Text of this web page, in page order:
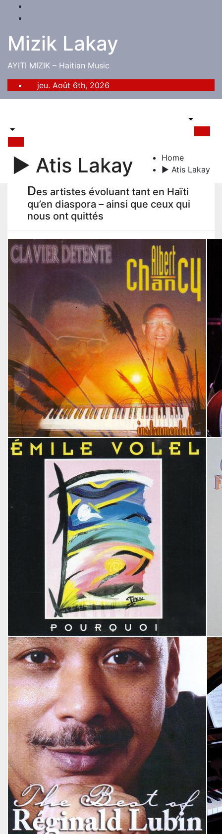
Mizik Lakay
AYITI MIZIK – Haitian Music
jeu. Août 6th, 2026
► Atis Lakay
Home
► Atis Lakay
Des artistes évoluant tant en Haïti
qu’en diaspora – ainsi que ceux qui
nous ont quittés